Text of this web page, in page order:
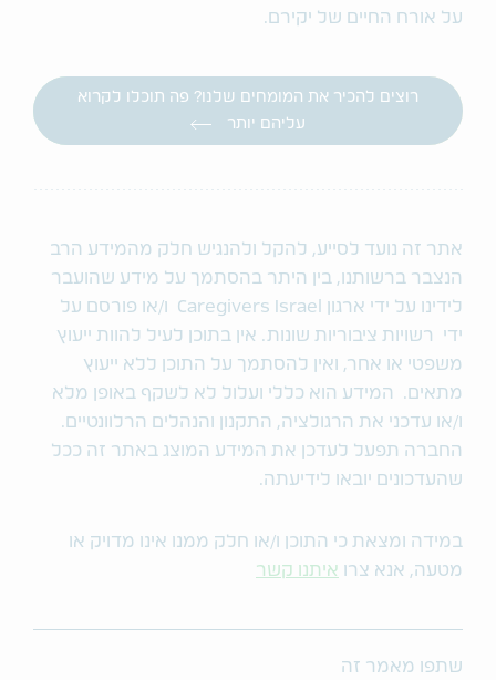
על אורח החיים של יקירם.
רוצים להכיר את המומחים שלנו? פה תוכלו לקרוא
עליהם יותר
אתר זה נועד לסייע, להקל ולהנגיש חלק מהמידע הרב
הנצבר ברשותנו, בין היתר בהסתמך על מידע שהועבר
לידינו על ידי ארגון Caregivers Israel ו/או פורסם על
ידי רשויות ציבוריות שונות. אין בתוכן לעיל להוות ייעוץ
משפטי או אחר, ואין להסתמך על התוכן ללא ייעוץ
מתאים. המידע הוא כללי ועלול לא לשקף באופן מלא
ו/או עדכני את הרגולציה, התקנון והנהלים הרלוונטיים.
החברה תפעל לעדכן את המידע המוצג באתר זה ככל
שהעדכונים יובאו לידיעתה.
במידה ומצאת כי התוכן ו/או חלק ממנו אינו מדויק או
מטעה, אנא צרו איתנו קשר
שתפו מאמר זה